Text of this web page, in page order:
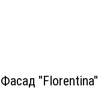
Фасад "Florentina"